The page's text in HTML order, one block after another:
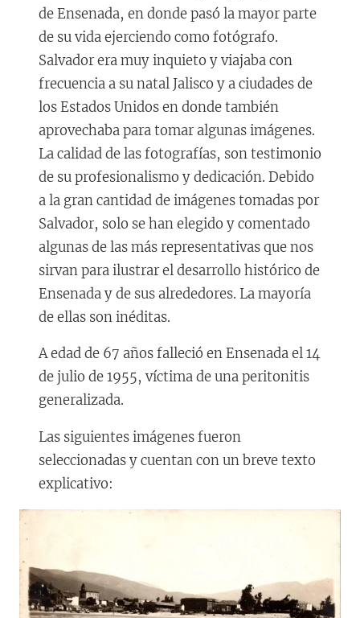
de Ensenada, en donde pasó la mayor parte
de su vida ejerciendo como fotógrafo.
Salvador era muy inquieto y viajaba con
frecuencia a su natal Jalisco y a ciudades de
los Estados Unidos en donde también
aprovechaba para tomar algunas imágenes.
La calidad de las fotografías, son testimonio
de su profesionalismo y dedicación. Debido
a la gran cantidad de imágenes tomadas por
Salvador, solo se han elegido y comentado
algunas de las más representativas que nos
sirvan para ilustrar el desarrollo histórico de
Ensenada y de sus alrededores. La mayoría
de ellas son inéditas.
A edad de 67 años falleció en Ensenada el 14
de julio de 1955, víctima de una peritonitis
generalizada.
Las siguientes imágenes fueron
seleccionadas y cuentan con un breve texto
explicativo: